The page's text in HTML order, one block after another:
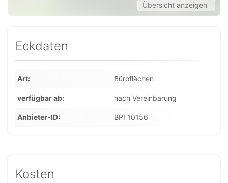
Übersicht anzeigen
Eckdaten
Art Büroflächen
verfügbar ab nach Vereinbarung
Anbieter-ID BPI 10156
Kosten